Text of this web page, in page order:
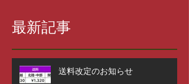
最新記事
送料改定のお知らせ